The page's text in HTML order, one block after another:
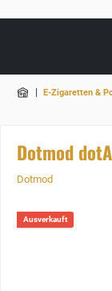
| E-Zigaretten &
Dotmod
Dotmod
Ausverkauft